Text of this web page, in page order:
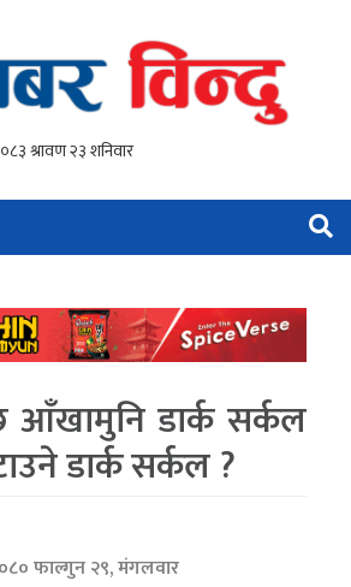
डार्क सर्कल
डार्क सर्कल ?
फाल्गुन २९, मंगलवार